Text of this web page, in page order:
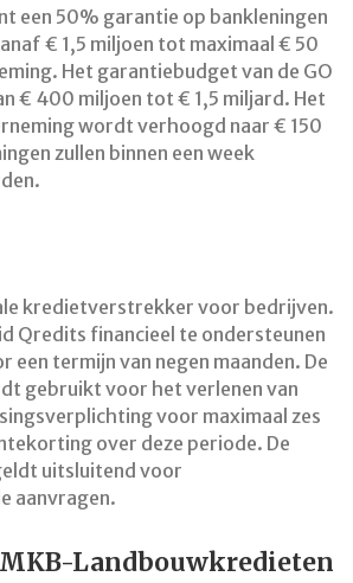
een 50% garantie op bankleningen
€ 1,5 miljoen tot maximaal € 50
Het garantiebudget van de GO
€ 400 miljoen tot € 1,5 miljard. Het
wordt verhoogd naar € 150
zullen binnen een week
kredietverstrekker voor bedrijven.
Qredits financieel te ondersteunen
een termijn van negen maanden. De
gebruikt voor het verlenen van
voor maximaal zes
over deze periode. De
uitsluitend voor
aanvragen.
Landbouwkredieten